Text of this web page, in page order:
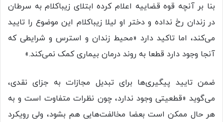
بنا بر آنچه قوه قضاییه اعلام کرده ابتلای زیباکلام به سرطان
در زندان رخ نداده و دختر او لیلا زیباکلام این موضوع را تایید
می‌کند، اما تاکید دارد «محیط زندان و استرس و شرایطی که
آنجا وجود دارد قطعا به روند درمان بیماری کمک نمی‌کند.»
ضمن تایید پیگیری‌ها برای تبدیل مجازات به جزای نقدی،
می‌گوید «قطعیتی وجود ندارد، چون نظرات متفاوت است و به
هر حال ممکن است بعضا مخالفت‌هایی هم بشود، ولی رویکرد